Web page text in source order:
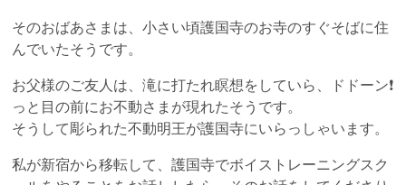
そのおばあさまは、小さい頃護国寺のお寺のすぐそばに住
んでいたそうです。
お父様のご友人は、滝に打たれ瞑想をしていら、ドドーン❗
っと目の前にお不動さまが現れたそうです。
そうして彫られた不動明王が護国寺にいらっしゃいます。
私が新宿から移転して、護国寺でボイストレーニングスク